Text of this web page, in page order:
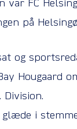
var FC
på
og
Hougaard
Division.
glæde i